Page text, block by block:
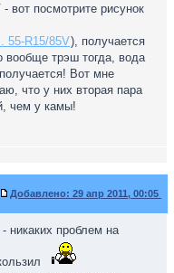
вот посмотрите рисунок
55-R15/85V), получается
вообще трэш тогда, вода
Вот мне
что у них вторая пара
чем у камы!
Добавлено: 29 апр 2011, 00:05
никаких проблем на